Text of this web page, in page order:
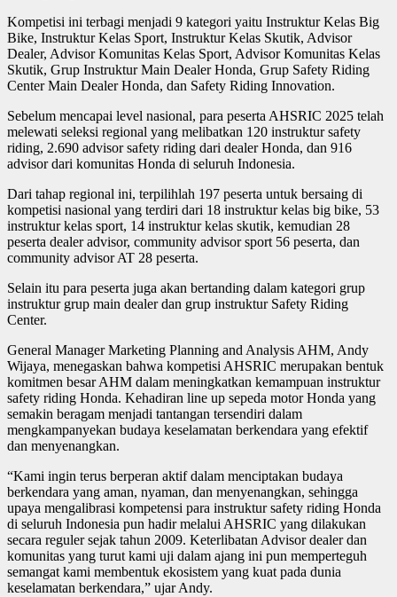
Kompetisi ini terbagi menjadi 9 kategori yaitu Instruktur Kelas Big
Bike, Instruktur Kelas Sport, Instruktur Kelas Skutik, Advisor
Dealer, Advisor Komunitas Kelas Sport, Advisor Komunitas Kelas
Skutik, Grup Instruktur Main Dealer Honda, Grup Safety Riding
Center Main Dealer Honda, dan Safety Riding Innovation.
Sebelum mencapai level nasional, para peserta AHSRIC 2025 telah
melewati seleksi regional yang melibatkan 120 instruktur safety
riding, 2.690 advisor safety riding dari dealer Honda, dan 916
advisor dari komunitas Honda di seluruh Indonesia.
Dari tahap regional ini, terpilihlah 197 peserta untuk bersaing di
kompetisi nasional yang terdiri dari 18 instruktur kelas big bike, 53
instruktur kelas sport, 14 instruktur kelas skutik, kemudian 28
peserta dealer advisor, community advisor sport 56 peserta, dan
community advisor AT 28 peserta.
Selain itu para peserta juga akan bertanding dalam kategori grup
instruktur grup main dealer dan grup instruktur Safety Riding
Center.
General Manager Marketing Planning and Analysis AHM, Andy
Wijaya, menegaskan bahwa kompetisi AHSRIC merupakan bentuk
komitmen besar AHM dalam meningkatkan kemampuan instruktur
safety riding Honda. Kehadiran line up sepeda motor Honda yang
semakin beragam menjadi tantangan tersendiri dalam
mengkampanyekan budaya keselamatan berkendara yang efektif
dan menyenangkan.
“Kami ingin terus berperan aktif dalam menciptakan budaya
berkendara yang aman, nyaman, dan menyenangkan, sehingga
upaya mengalibrasi kompetensi para instruktur safety riding Honda
di seluruh Indonesia pun hadir melalui AHSRIC yang dilakukan
secara reguler sejak tahun 2009. Keterlibatan Advisor dealer dan
komunitas yang turut kami uji dalam ajang ini pun memperteguh
semangat kami membentuk ekosistem yang kuat pada dunia
keselamatan berkendara,” ujar Andy.